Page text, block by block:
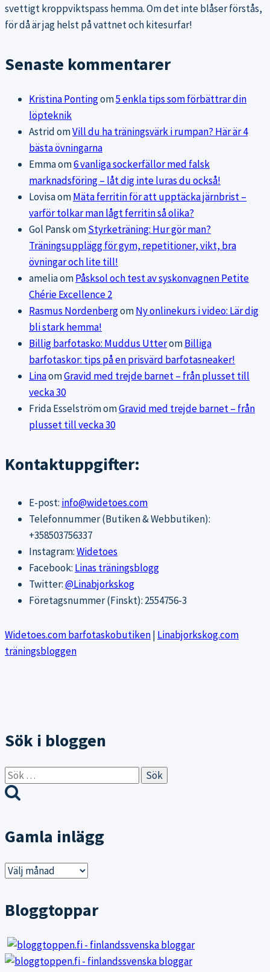
svettigt kroppviktspass hemma. Om det inte blåser förstås,
för då är jag helst på vattnet och kitesurfar!
Senaste kommentarer
Kristina Pontingom5 enkla tips som förbättrar din
löpteknik
AstridomVill du ha träningsvärk i rumpan? Här är 4
bästa övningarna
Emmaom6 vanliga sockerfällor med falsk
marknadsföring – låt dig inte luras du också!
LovisaomMäta ferritin för att upptäcka järnbrist –
varför tolkar man lågt ferritin så olika?
Gol PanskomStyrketräning: Hur gör man?
Träningsupplägg för gym, repetitioner, vikt, bra
övningar och lite till!
ameliaomPåsksol och test av syskonvagnen Petite
Chérie Excellence 2
Rasmus NordenbergomNy onlinekurs i video: Lär dig
bli stark hemma!
Billig barfotasko: Muddus UtteromBilliga
barfotaskor: tips på en prisvärd barfotasneaker!
LinaomGravid med trejde barnet – från plusset till
vecka 30
Frida EsselströmomGravid med trejde barnet – från
plusset till vecka 30
Kontaktuppgifter:
E-post: info@widetoes.com
Telefonnummer (Butiken & Webbutiken):
+358503756337
Instagram:Widetoes
Facebook: Linas träningsblogg
Twitter:@Linabjorkskog
Företagsnummer (Finskt): 2554756-3
Widetoes.com barfotaskobutiken| Linabjorkskog.com
träningsbloggen
Sök i bloggen
Sök
efter:
Gamla inlägg
Gamla
Bloggtoppar